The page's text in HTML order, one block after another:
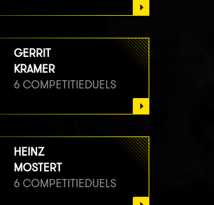
GERRIT
KRAMER
6 COMPETITIEDUELS
HEINZ
MOSTERT
6 COMPETITIEDUELS